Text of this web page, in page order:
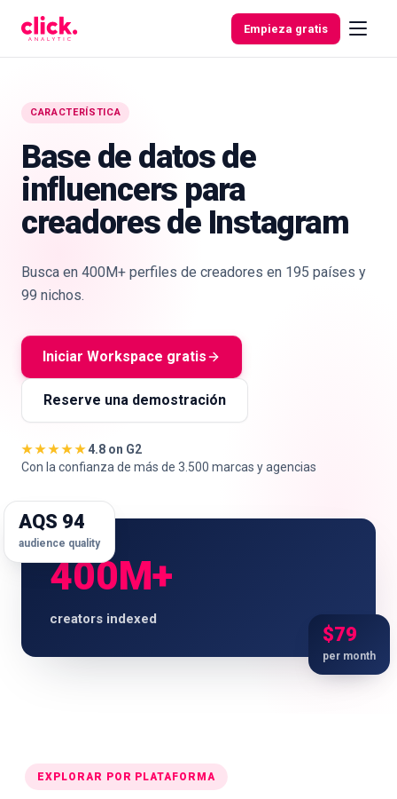
Empieza gratis
Funcionalidades
Herramientas
gratuitas
CARACTERÍSTICA
Base de datos de
influencers para
creadores de Instagram
Busca en 400M+ perfiles de creadores en 195 países y
99 nichos.
Iniciar Workspace gratis
Reserve una demostración
★★★★★4.8 on G2
Con la confianza de más de 3.500 marcas y agencias
400M+
creators indexed
AQS 94
audience quality
$79
per month
EXPLORAR POR PLATAFORMA